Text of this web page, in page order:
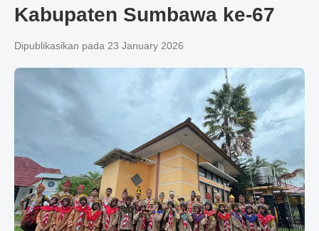
Kabupaten Sumbawa ke-67
Dipublikasikan pada 23 January 2026